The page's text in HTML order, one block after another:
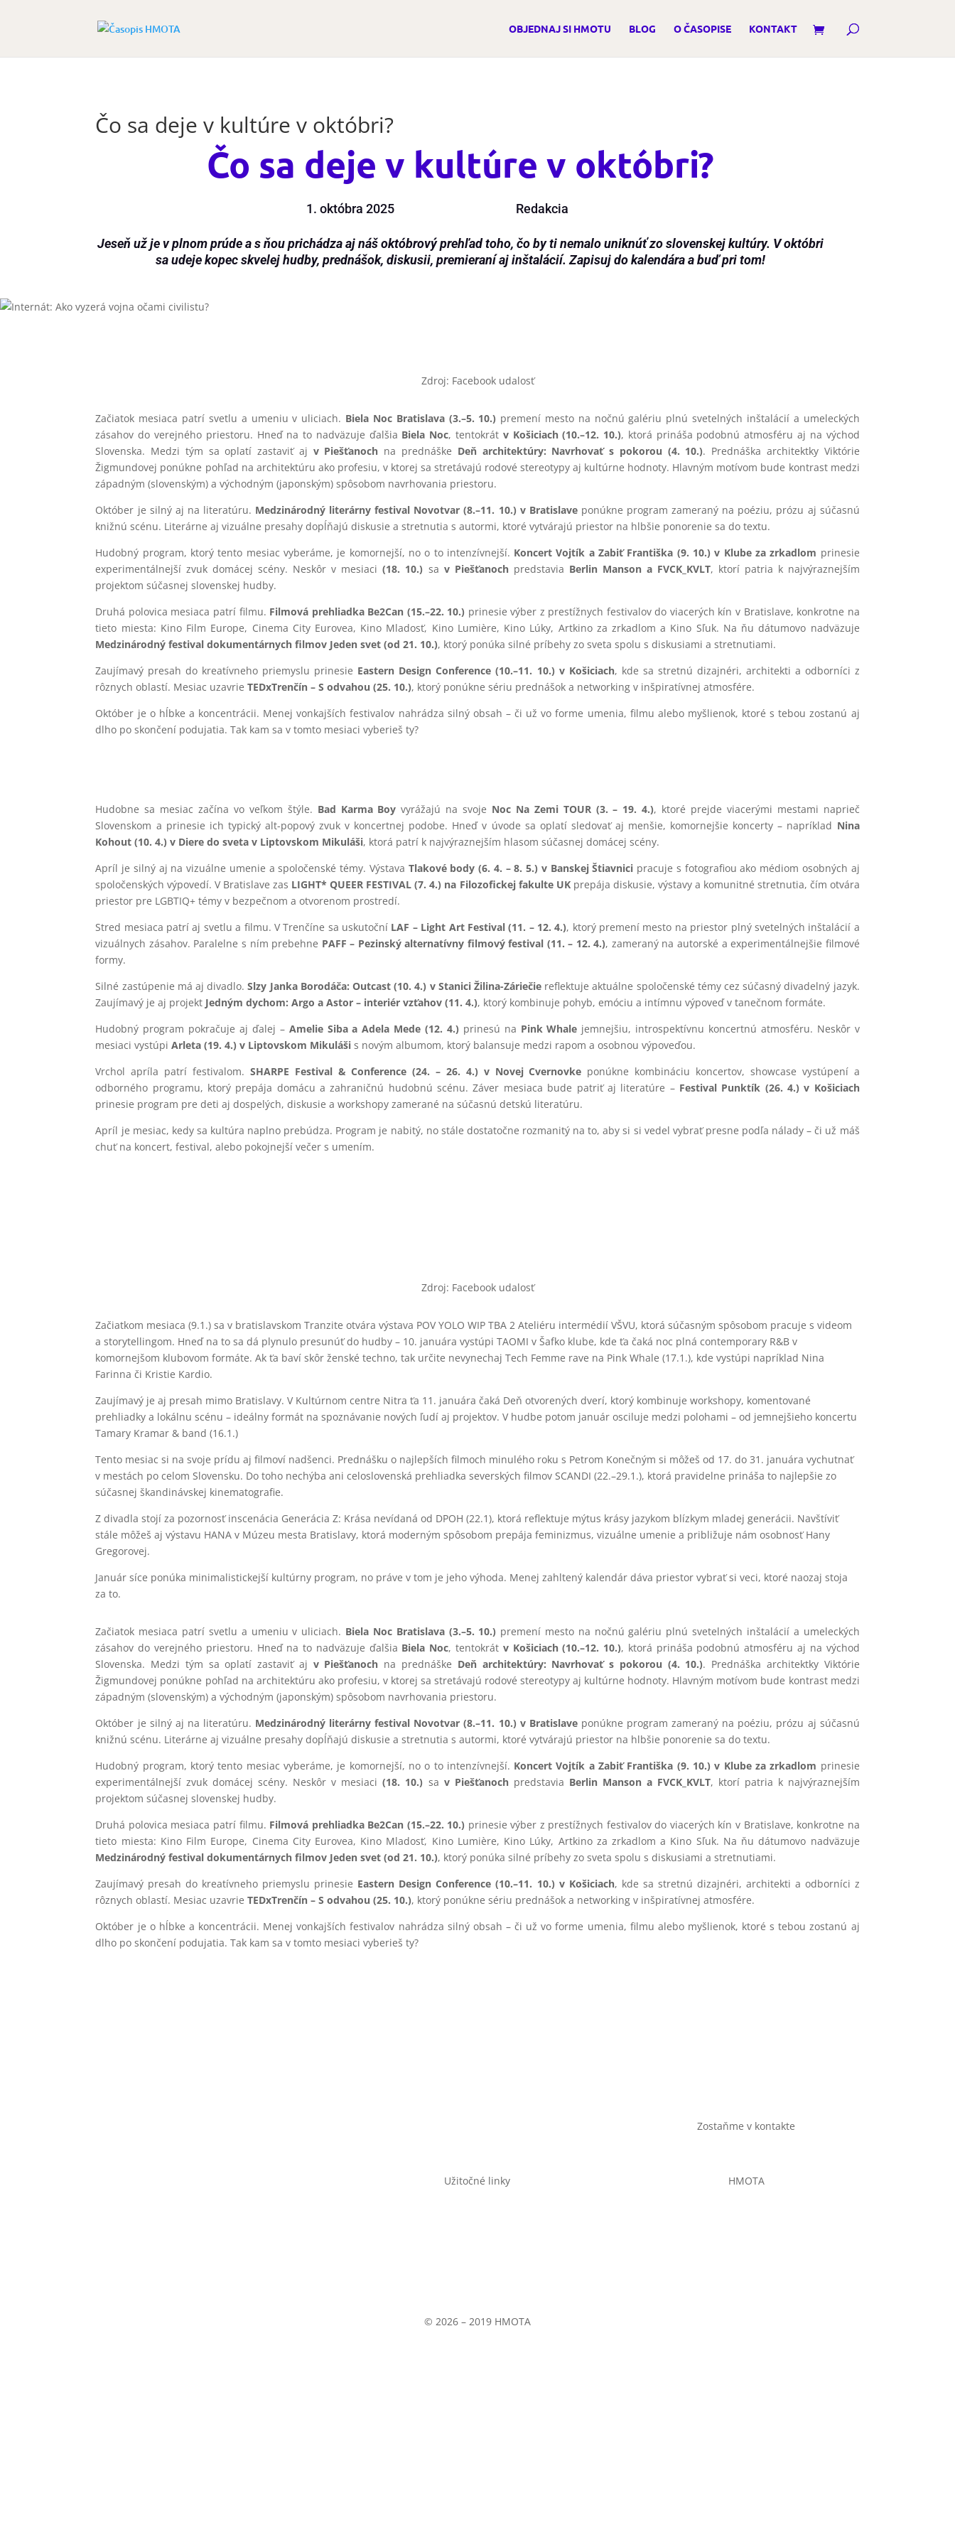
OBJEDNAJ SI HMOTU BLOG O ČASOPISE KONTAKT
Čo sa deje v kultúre v októbri?
Čo sa deje v kultúre v októbri?
1. októbra 2025 Redakcia
Jeseň už je v plnom prúde a s ňou prichádza aj náš októbrový prehľad toho, čo by ti nemalo uniknúť zo slovenskej kultúry. V októbri
sa udeje kopec skvelej hudby, prednášok, diskusii, premieraní aj inštalácií. Zapisuj do kalendára a buď pri tom!
Zdroj: Facebook udalosť
Začiatok mesiaca patrí svetlu a umeniu v uliciach. Biela Noc Bratislava (3.–5. 10.) premení mesto na nočnú galériu plnú svetelných inštalácií a umeleckých
zásahov do verejného priestoru. Hneď na to nadväzuje ďalšia Biela Noc, tentokrát v Košiciach (10.–12. 10.), ktorá prináša podobnú atmosféru aj na východ
Slovenska. Medzi tým sa oplatí zastaviť aj v Piešťanoch na prednáške Deň architektúry: Navrhovať s pokorou (4. 10.). Prednáška architektky Viktórie
Žigmundovej ponúkne pohľad na architektúru ako profesiu, v ktorej sa stretávajú rodové stereotypy aj kultúrne hodnoty. Hlavným motívom bude kontrast medzi
západným (slovenským) a východným (japonským) spôsobom navrhovania priestoru.
Október je silný aj na literatúru. Medzinárodný literárny festival Novotvar (8.–11. 10.) v Bratislave ponúkne program zameraný na poéziu, prózu aj súčasnú
knižnú scénu. Literárne aj vizuálne presahy dopĺňajú diskusie a stretnutia s autormi, ktoré vytvárajú priestor na hlbšie ponorenie sa do textu.
Hudobný program, ktorý tento mesiac vyberáme, je komornejší, no o to intenzívnejší. Koncert Vojtík a Zabiť Františka (9. 10.) v Klube za zrkadlom prinesie
experimentálnejší zvuk domácej scény. Neskôr v mesiaci(18. 10.) sa v Piešťanochpredstavia Berlin Manson a FVCK_KVLT, ktorí patria k najvýraznejším
projektom súčasnej slovenskej hudby.
Druhá polovica mesiaca patrí filmu. Filmová prehliadka Be2Can (15.–22. 10.) prinesie výber z prestížnych festivalov do viacerých kín v Bratislave, konkrotne na
tieto miesta: Kino Film Europe, Cinema City Eurovea, Kino Mladosť, Kino Lumière, Kino Lúky, Artkino za zrkadlom a Kino Sľuk. Na ňu dátumovo nadväzuje
Medzinárodný festival dokumentárnych filmov Jeden svet (od 21. 10.), ktorý ponúka silné príbehy zo sveta spolu s diskusiami a stretnutiami.
Zaujímavý presah do kreatívneho priemyslu prinesie Eastern Design Conference (10.–11. 10.) v Košiciach, kde sa stretnú dizajnéri, architekti a odborníci z
rôznych oblastí. Mesiac uzavrieTEDxTrenčín – S odvahou (25. 10.), ktorý ponúkne sériu prednášok a networking v inšpiratívnej atmosfére.
Október je o hĺbke a koncentrácii. Menej vonkajších festivalov nahrádza silný obsah – či už vo forme umenia, filmu alebo myšlienok, ktoré s tebou zostanú aj
dlho po skončení podujatia. Tak kam sa v tomto mesiaci vyberieš ty?
Hudobne sa mesiac začína vo veľkom štýle. Bad Karma Boy vyrážajú na svoje Noc Na Zemi TOUR (3. – 19. 4.), ktoré prejde viacerými mestami naprieč
Slovenskom a prinesie ich typický alt-popový zvuk v koncertnej podobe. Hneď v úvode sa oplatí sledovať aj menšie, komornejšie koncerty – napríklad Nina
Kohout (10. 4.) v Diere do sveta v Liptovskom Mikuláši, ktorá patrí k najvýraznejším hlasom súčasnej domácej scény.
Apríl je silný aj na vizuálne umenie a spoločenské témy. Výstava Tlakové body (6. 4. – 8. 5.) v Banskej Štiavnici pracuje s fotografiou ako médiom osobných aj
spoločenských výpovedí. V Bratislave zas LIGHT* QUEER FESTIVAL (7. 4.) na Filozofickej fakulte UKprepája diskusie, výstavy a komunitné stretnutia, čím otvára
priestor pre LGBTIQ+ témy v bezpečnom a otvorenom prostredí.
Stred mesiaca patrí aj svetlu a filmu. V Trenčíne sa uskutoční LAF – Light Art Festival (11. – 12. 4.), ktorý premení mesto na priestor plný svetelných inštalácií a
vizuálnych zásahov. Paralelne s ním prebehne PAFF – Pezinský alternatívny filmový festival (11. – 12. 4.), zameraný na autorské a experimentálnejšie filmové
formy.
Silné zastúpenie má aj divadlo.Slzy Janka Borodáča: Outcast (10. 4.) v Stanici Žilina-Záriečie reflektuje aktuálne spoločenské témy cez súčasný divadelný jazyk.
Zaujímavý je aj projekt Jedným dychom: Argo a Astor – interiér vzťahov (11. 4.), ktorý kombinuje pohyb, emóciu a intímnu výpoveď v tanečnom formáte.
Hudobný program pokračuje aj ďalej – Amelie Siba a Adela Mede (12. 4.) prinesú na Pink Whale jemnejšiu, introspektívnu koncertnú atmosféru. Neskôr v
mesiaci vystúpiArleta (19. 4.) v Liptovskom Mikuláši s novým albumom, ktorý balansuje medzi rapom a osobnou výpoveďou.
Vrchol apríla patrí festivalom. SHARPE Festival & Conference (24. – 26. 4.) v Novej Cvernovke ponúkne kombináciu koncertov, showcase vystúpení a
odborného programu, ktorý prepája domácu a zahraničnú hudobnú scénu. Záver mesiaca bude patriť aj literatúre – Festival Punktík (26. 4.) v Košiciach
prinesie program pre deti aj dospelých, diskusie a workshopy zamerané na súčasnú detskú literatúru.
Apríl je mesiac, kedy sa kultúra naplno prebúdza. Program je nabitý, no stále dostatočne rozmanitý na to, aby si si vedel vybrať presne podľa nálady – či už máš
chuť na koncert, festival, alebo pokojnejší večer s umením.
Zdroj: Facebook udalosť
Začiatkom mesiaca (9.1.) sa v bratislavskom Tranzite otvára výstava POV YOLO WIP TBA 2 Ateliéru intermédií VŠVU, ktorá súčasným spôsobom pracuje s videom
a storytellingom. Hneď na to sa dá plynulo presunúť do hudby – 10. januára vystúpi TAOMI v Šafko klube, kde ťa čaká noc plná contemporary R&B v
komornejšom klubovom formáte. Ak ťa baví skôr ženské techno, tak určite nevynechaj Tech Femme rave na Pink Whale (17.1.), kde vystúpi napríklad Nina
Farinna či Kristie Kardio.
Zaujímavý je aj presah mimo Bratislavy. V Kultúrnom centre Nitra ťa 11. januára čaká Deň otvorených dverí, ktorý kombinuje workshopy, komentované
prehliadky a lokálnu scénu – ideálny formát na spoznávanie nových ľudí aj projektov. V hudbe potom január osciluje medzi polohami – od jemnejšieho koncertu
Tamary Kramar & band (16.1.)
Tento mesiac si na svoje prídu aj filmoví nadšenci. Prednášku o najlepších filmoch minulého roku s Petrom Konečným si môžeš od 17. do 31. januára vychutnať
v mestách po celom Slovensku. Do toho nechýba ani celoslovenská prehliadka severských filmov SCANDI (22.–29.1.), ktorá pravidelne prináša to najlepšie zo
súčasnej škandinávskej kinematografie.
Z divadla stojí za pozornosť inscenácia Generácia Z: Krása nevídaná od DPOH (22.1), ktorá reflektuje mýtus krásy jazykom blízkym mladej generácii. Navštíviť
stále môžeš aj výstavu HANA v Múzeu mesta Bratislavy, ktorá moderným spôsobom prepája feminizmus, vizuálne umenie a približuje nám osobnosť Hany
Gregorovej.
Január síce ponúka minimalistickejší kultúrny program, no práve v tom je jeho výhoda. Menej zahltený kalendár dáva priestor vybrať si veci, ktoré naozaj stoja
za to.
Začiatok mesiaca patrí svetlu a umeniu v uliciach. Biela Noc Bratislava (3.–5. 10.) premení mesto na nočnú galériu plnú svetelných inštalácií a umeleckých
zásahov do verejného priestoru. Hneď na to nadväzuje ďalšia Biela Noc, tentokrát v Košiciach (10.–12. 10.), ktorá prináša podobnú atmosféru aj na východ
Slovenska. Medzi tým sa oplatí zastaviť aj v Piešťanoch na prednáške Deň architektúry: Navrhovať s pokorou (4. 10.). Prednáška architektky Viktórie
Žigmundovej ponúkne pohľad na architektúru ako profesiu, v ktorej sa stretávajú rodové stereotypy aj kultúrne hodnoty. Hlavným motívom bude kontrast medzi
západným (slovenským) a východným (japonským) spôsobom navrhovania priestoru.
Október je silný aj na literatúru. Medzinárodný literárny festival Novotvar (8.–11. 10.) v Bratislave ponúkne program zameraný na poéziu, prózu aj súčasnú
knižnú scénu. Literárne aj vizuálne presahy dopĺňajú diskusie a stretnutia s autormi, ktoré vytvárajú priestor na hlbšie ponorenie sa do textu.
Hudobný program, ktorý tento mesiac vyberáme, je komornejší, no o to intenzívnejší. Koncert Vojtík a Zabiť Františka (9. 10.) v Klube za zrkadlom prinesie
experimentálnejší zvuk domácej scény. Neskôr v mesiaci(18. 10.) sa v Piešťanochpredstavia Berlin Manson a FVCK_KVLT, ktorí patria k najvýraznejším
projektom súčasnej slovenskej hudby.
Druhá polovica mesiaca patrí filmu. Filmová prehliadka Be2Can (15.–22. 10.) prinesie výber z prestížnych festivalov do viacerých kín v Bratislave, konkrotne na
tieto miesta: Kino Film Europe, Cinema City Eurovea, Kino Mladosť, Kino Lumière, Kino Lúky, Artkino za zrkadlom a Kino Sľuk. Na ňu dátumovo nadväzuje
Medzinárodný festival dokumentárnych filmov Jeden svet (od 21. 10.), ktorý ponúka silné príbehy zo sveta spolu s diskusiami a stretnutiami.
Zaujímavý presah do kreatívneho priemyslu prinesie Eastern Design Conference (10.–11. 10.) v Košiciach, kde sa stretnú dizajnéri, architekti a odborníci z
rôznych oblastí. Mesiac uzavrieTEDxTrenčín – S odvahou (25. 10.), ktorý ponúkne sériu prednášok a networking v inšpiratívnej atmosfére.
Október je o hĺbke a koncentrácii. Menej vonkajších festivalov nahrádza silný obsah – či už vo forme umenia, filmu alebo myšlienok, ktoré s tebou zostanú aj
dlho po skončení podujatia. Tak kam sa v tomto mesiaci vyberieš ty?
Zostaňme v kontakte
Užitočné linky HMOTA
© 2026 – 2019 HMOTA